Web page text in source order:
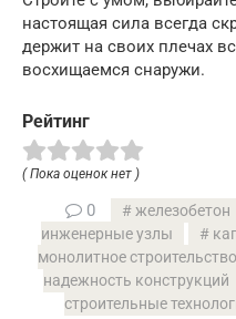
настоящая сила всегда
держит на своих плечах
восхищаемся снаружи.
Рейтинг
( Пока оценок нет )
0 железобетон
инженерные узлы
монолитное строительство
надежность конструкций
строительные